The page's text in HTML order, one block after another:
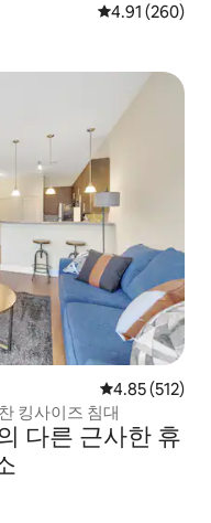
평점 4.91점(5
4.91 (260)
평점 4.85점(5
4.85 (512)
킹사이즈 침대
다른 근사한 휴